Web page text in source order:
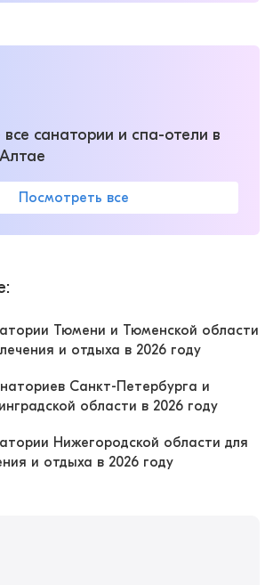
санатории и спа-отели в
Посмотреть все
:
Тюмени и Тюменской области
и отдыха в 2026 году
Санкт-Петербурга и
области в 2026 году
Нижегородской области для
и отдыха в 2026 году